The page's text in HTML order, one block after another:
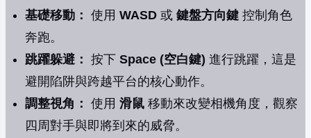
基礎移動： 使用 WASD 或 鍵盤方向鍵 控制角色
奔跑。
跳躍躲避： 按下 Space (空白鍵) 進行跳躍，這是
避開陷阱與跨越平台的核心動作。
調整視角： 使用 滑鼠 移動來改變相機角度，觀察
四周對手與即將到來的威脅。